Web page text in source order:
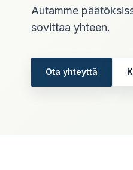
CFO,
Autamme
sovittaa yhteen.
Ota yhteyttä